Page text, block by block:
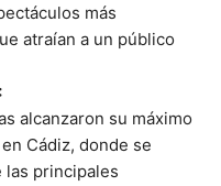
más
atraían a un público
alcanzaron su máximo
Cádiz, donde se
las principales